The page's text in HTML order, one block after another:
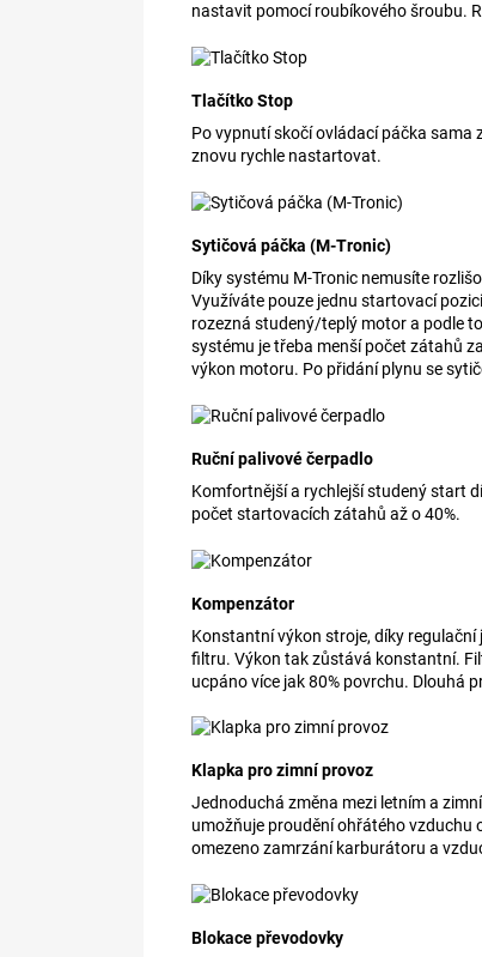
nastavit pomocí roubíkového šroubu.
Tlačítko Stop
Po vypnutí skočí ovládací páčka sama
znovu rychle nastartovat.
Sytičová páčka (M-Tronic)
Díky systému M-Tronic nemusíte
Využíváte pouze jednu startovací
rozezná studený/teplý motor a podle
systému je třeba menší počet zátahů
výkon motoru. Po přidání plynu se
Ruční palivové čerpadlo
Komfortnější a rychlejší studený start
počet startovacích zátahů až o 40%.
Kompenzátor
Konstantní výkon stroje, díky
filtru. Výkon tak zůstává konstantní.
ucpáno více jak 80% povrchu. Dlouhá
Klapka pro zimní provoz
Jednoduchá změna mezi letním a
umožňuje proudění ohřátého vzduchu
omezeno zamrzání karburátoru a
Blokace převodovky